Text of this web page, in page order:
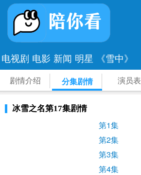
电视剧 电影 新闻 明星 《雪中》
剧情介绍 分集剧情 演员表
冰雪之名第17集剧情
第1集
第2集
第3集
第4集